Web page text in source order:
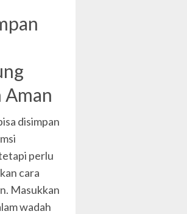
Aman
disimpan
perlu
cara
Masukkan
wadah